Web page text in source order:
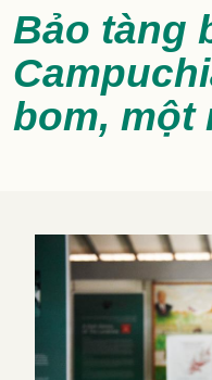
Bảo tàng
bom, một